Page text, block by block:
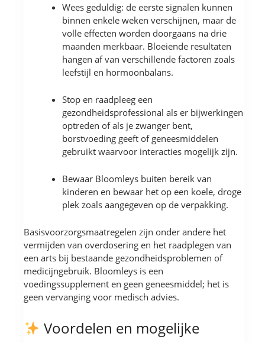
Wees geduldig: de eerste signalen kunnen
binnen enkele weken verschijnen, maar de
volle effecten worden doorgaans na drie
maanden merkbaar. Bloeiende resultaten
hangen af van verschillende factoren zoals
leefstijl en hormoonbalans.
Stop en raadpleeg een
gezondheidsprofessional als er bijwerkingen
optreden of als je zwanger bent,
borstvoeding geeft of geneesmiddelen
gebruikt waarvoor interacties mogelijk zijn.
Bewaar Bloomleys buiten bereik van
kinderen en bewaar het op een koele, droge
plek zoals aangegeven op de verpakking.
Basisvoorzorgsmaatregelen zijn onder andere het
vermijden van overdosering en het raadplegen van
een arts bij bestaande gezondheidsproblemen of
medicijngebruik. Bloomleys is een
voedingssupplement en geen geneesmiddel; het is
geen vervanging voor medisch advies.
Voordelen en mogelijke